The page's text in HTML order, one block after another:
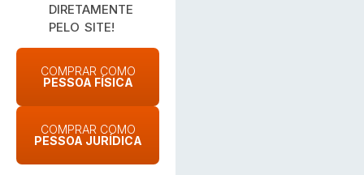
DIRETAMENTE
PELO SITE!
COMPRAR COMO
PESSOA FÍSICA
COMPRAR COMO
PESSOA JURÍDICA